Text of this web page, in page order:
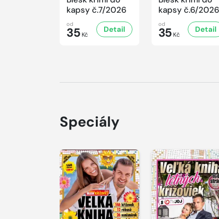
kapsy č.7/2026
od
35 Kč
Detail
kapsy č.6/2026
od
35 Kč
Detail
Speciály